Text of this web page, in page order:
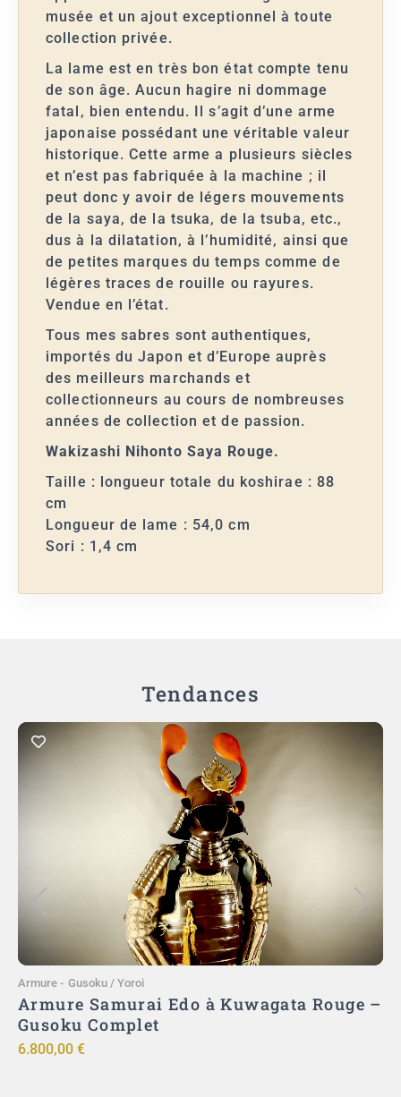
musée et un ajout exceptionnel à toute
collection privée.
La lame est en très bon état compte tenu
de son âge. Aucun hagire ni dommage
fatal, bien entendu. Il s’agit d’une arme
japonaise possédant une véritable valeur
historique. Cette arme a plusieurs siècles
et n’est pas fabriquée à la machine ; il
peut donc y avoir de légers mouvements
de la saya, de la tsuka, de la tsuba, etc.,
dus à la dilatation, à l’humidité, ainsi que
de petites marques du temps comme de
légères traces de rouille ou rayures.
Vendue en l’état.
Tous mes sabres sont authentiques,
importés du Japon et d’Europe auprès
des meilleurs marchands et
collectionneurs au cours de nombreuses
années de collection et de passion.
Wakizashi Nihonto Saya Rouge.
Taille : longueur totale du koshirae : 88
cm
Longueur de lame : 54,0 cm
Sori : 1,4 cm
Tendances
Ajouter au panier
Armure - Gusoku / Yoroi
Armure Samurai Edo à Kuwagata Rouge –
Gusoku Complet
6.800,00 €